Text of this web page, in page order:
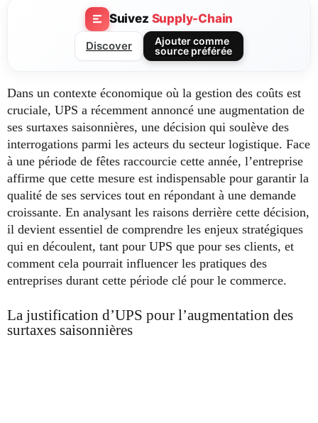
Suivez Supply-Chain
Discover
Ajouter comme
source préférée
Dans un contexte économique où la gestion des coûts est
cruciale, UPS a récemment annoncé une augmentation de
ses surtaxes saisonnières, une décision qui soulève des
interrogations parmi les acteurs du secteur logistique. Face
à une période de fêtes raccourcie cette année, l’entreprise
affirme que cette mesure est indispensable pour garantir la
qualité de ses services tout en répondant à une demande
croissante. En analysant les raisons derrière cette décision,
il devient essentiel de comprendre les enjeux stratégiques
qui en découlent, tant pour UPS que pour ses clients, et
comment cela pourrait influencer les pratiques des
entreprises durant cette période clé pour le commerce.
La justification d’UPS pour l’augmentation des
surtaxes saisonnières